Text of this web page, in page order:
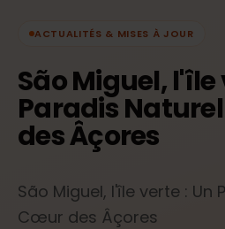
ACTUALITÉS & MISES À JOUR
São Miguel, l'île
Paradis
des Âçores
São Miguel, l'île verte : Un
Cœur des Âçores